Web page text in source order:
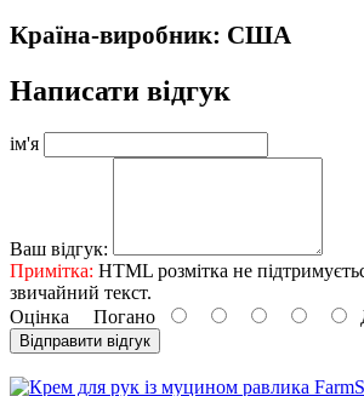
Країна-виробник: США
Написати відгук
ім'я
Ваш відгук:
Примітка: HTML розмітка не
звичайний текст.
Оцінка Погано
Відправити відгук